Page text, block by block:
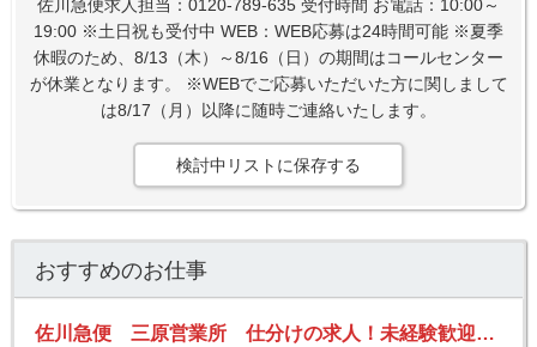
佐川急便求人担当：0120-789-635 受付時間 お電話：10:00～
19:00 ※土日祝も受付中 WEB：WEB応募は24時間可能 ※夏季
休暇のため、8/13（木）～8/16（日）の期間はコールセンター
が休業となります。 ※WEBでご応募いただいた方に関しまして
は8/17（月）以降に随時ご連絡いたします。
検討中リストに保存する
おすすめのお仕事
佐川急便 三原営業所 仕分けの求人！未経験歓迎！先輩たちがサポートします♪